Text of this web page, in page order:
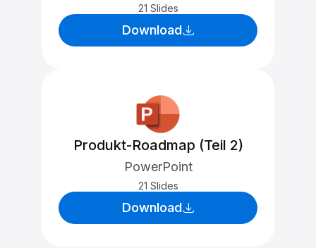
21 Slides
Download
Produkt-Roadmap (Teil 2)
PowerPoint
21 Slides
Download